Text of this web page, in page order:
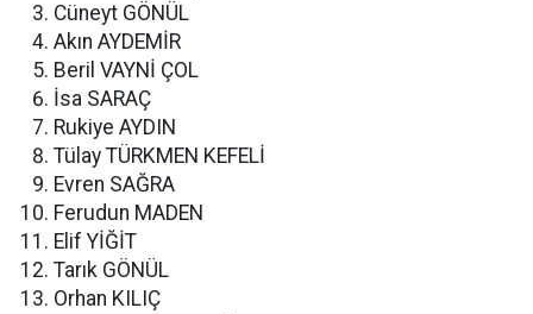
Cüneyt GÖNÜL
Akın AYDEMİR
Beril VAYNİ ÇOL
İsa SARAÇ
Rukiye AYDIN
Tülay TÜRKMEN KEFELİ
Evren SAĞRA
Ferudun MADEN
Elif YİĞİT
Tarık GÖNÜL
Orhan KILIÇ